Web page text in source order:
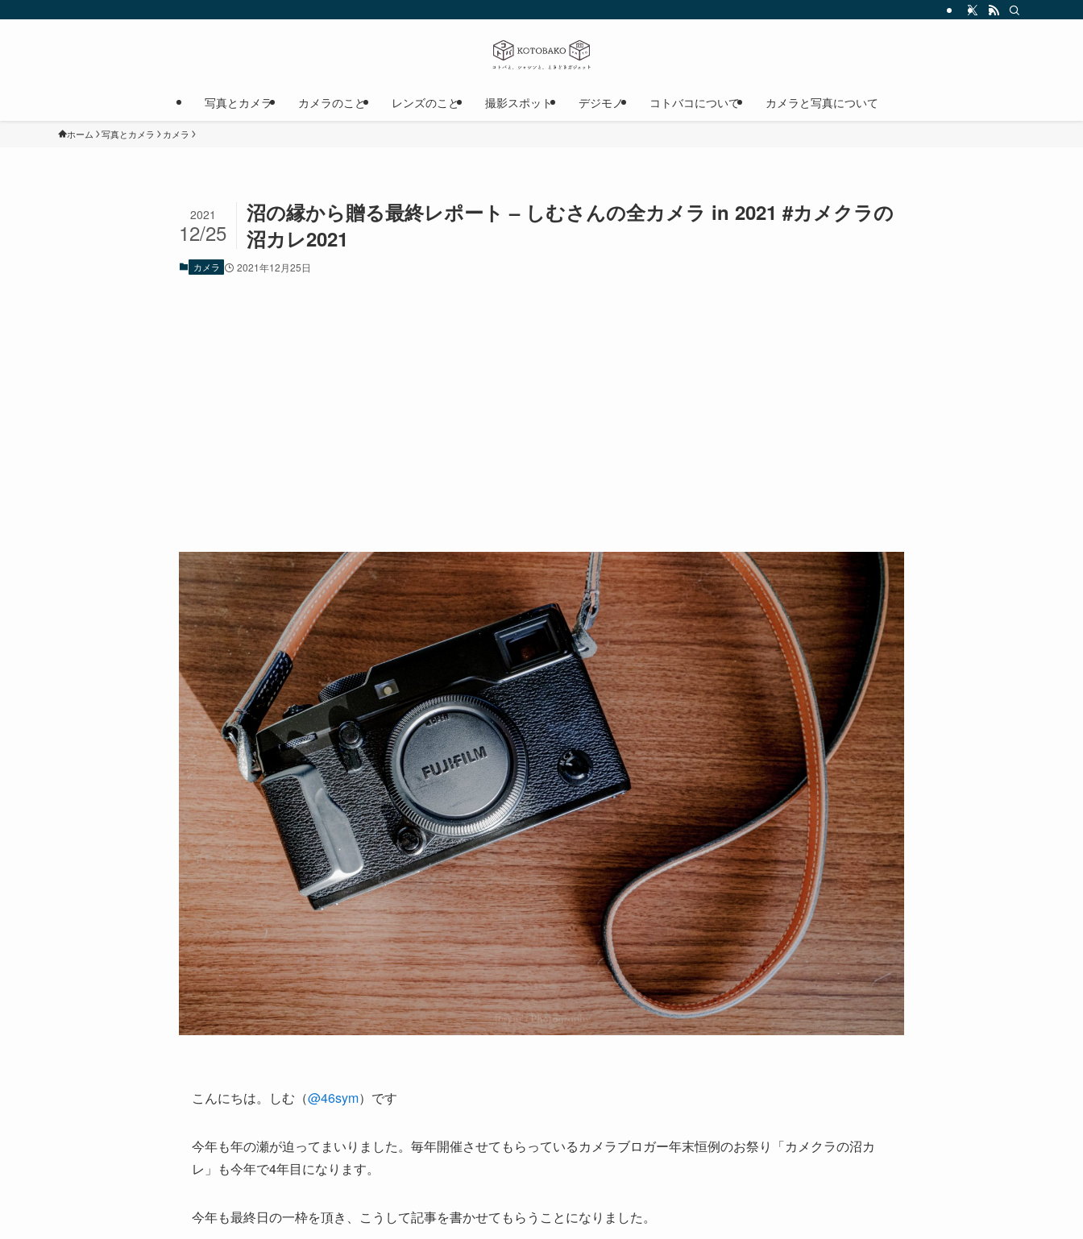
写真とカメラ カメラのこと レンズのこと 撮影スポット デジモノ コトバコについて カメラと写真について
ホーム 写真とカメラ カメラ
沼の縁から贈る最終レポート – しむさんの全カメラ in 2021 #カメクラの
沼カレ2021
2021
12/25
カメラ 2021年12月25日
こんにちは。しむ（@46sym）です
今年も年の瀬が迫ってまいりました。毎年開催させてもらっているカメラブロガー年末恒例のお祭り「カメクラの沼カ
レ」も今年で4年目になります。
今年も最終日の一枠を頂き、こうして記事を書かせてもらうことになりました。